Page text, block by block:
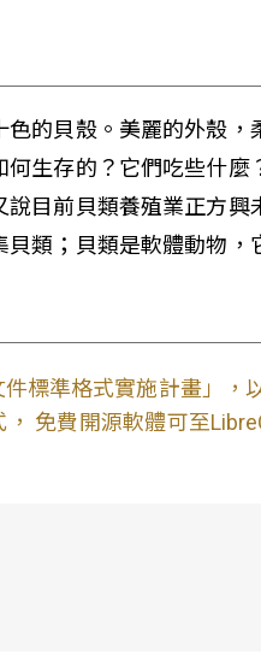
的貝殼。美麗的外殼，
生存的？它們吃些什麼
目前貝類養殖業正方興
類；貝類是軟體動物
標準格式實施計畫」，
免費開源軟體可至